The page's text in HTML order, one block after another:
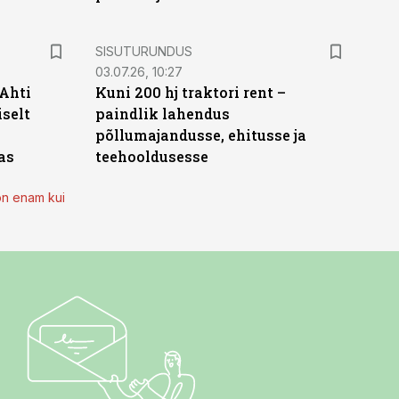
enam kui
ST
SISUTURUNDUS
03.07.26, 10:27
Kuni 200 hj traktori rent –
paindlik lahendus
põllumajandusse, ehitusse ja
teehooldusesse